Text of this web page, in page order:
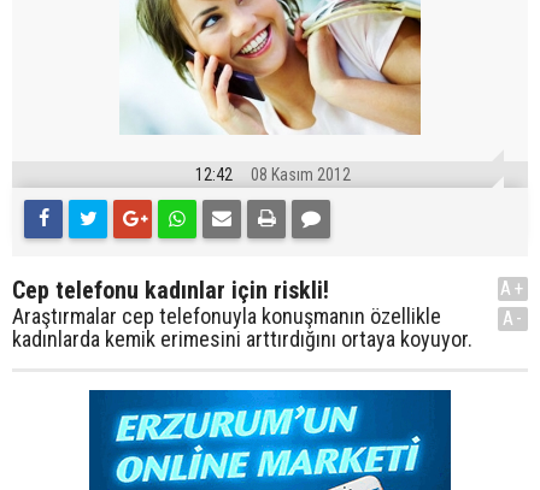
12:42 08 Kasım 2012
Cep telefonu kadınlar için riskli!
Araştırmalar cep telefonuyla konuşmanın özellikle
kadınlarda kemik erimesini arttırdığını ortaya koyuyor.
A+
A-